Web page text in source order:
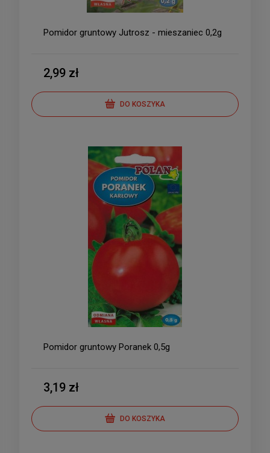
Pomidor gruntowy Jutrosz - mieszaniec 0,2g
2,99 zł
DO KOSZYKA
Pomidor gruntowy Poranek 0,5g
3,19 zł
DO KOSZYKA